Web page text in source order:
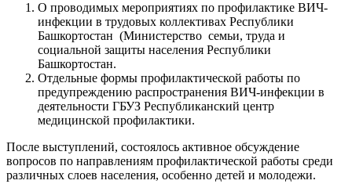
О проводимых мероприятиях по профилактике ВИЧ-
инфекции в трудовых коллективах Республики
Башкортостан (Министерство семьи, труда и
социальной защиты населения Республики
Башкортостан.
Отдельные формы профилактической работы по
предупреждению распространения ВИЧ-инфекции в
деятельности ГБУЗ Республиканский центр
медицинской профилактики.
После выступлений, состоялось активное обсуждение
вопросов по направлениям профилактической работы среди
различных слоев населения, особенно детей и молодежи.